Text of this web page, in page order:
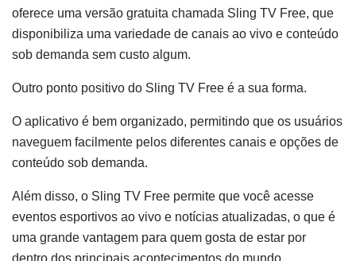
oferece uma versão gratuita chamada Sling TV Free, que
disponibiliza uma variedade de canais ao vivo e conteúdo
sob demanda sem custo algum.
Outro ponto positivo do Sling TV Free é a sua forma.
O aplicativo é bem organizado, permitindo que os usuários
naveguem facilmente pelos diferentes canais e opções de
conteúdo sob demanda.
Além disso, o Sling TV Free permite que você acesse
eventos esportivos ao vivo e notícias atualizadas, o que é
uma grande vantagem para quem gosta de estar por
dentro dos principais acontecimentos do mundo.